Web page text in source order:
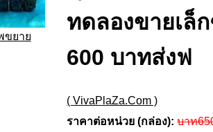
ขยาย
ทดลองขายเ
600 บาทส่งฟ
( VivaPlaZa.Com )
ราคาต่อหน่วย (กล่อง): บาท